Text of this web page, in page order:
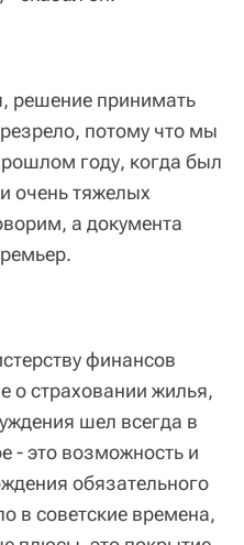
решение принимать
потому что мы
году, когда был
очень тяжелых
а документа
финансов
о страховании жилья,
шел всегда в
- это возможность и
обязательного
в советские времена,